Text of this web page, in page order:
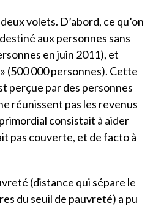
volets. D’abord, ce qu’on
aux personnes sans
en juin 2011), et
(500 000 personnes). Cette
perçue par des personnes
réunissent pas les revenus
consistait à aider
pas couverte, et de facto à
(distance qui sépare le
du seuil de pauvreté) a pu